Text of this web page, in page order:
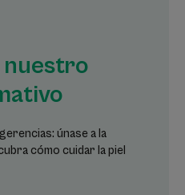
nuestro
únase a la
cómo cuidar la piel